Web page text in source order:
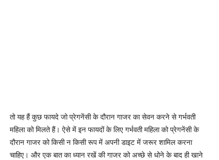
तो यह हैं कुछ फायदे जो प्रेगनेंसी के दौरान गाजर का सेवन करने से गर्भवती
महिला को मिलते हैं। ऐसे में इन फायदों के लिए गर्भवती महिला को प्रेगनेंसी के
दौरान गाजर को किसी न किसी रूप में अपनी डाइट में जरूर शामिल करना
चाहिए। और एक बात का ध्यान रखें की गाजर को अच्छे से धोने के बाद ही खाने